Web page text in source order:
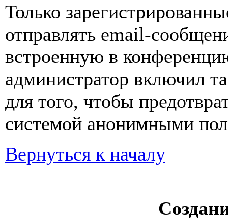
Только
отправлять email-
встроенную в
администратор включил
для того, чтобы
системой анонимными
Вернуться к началу